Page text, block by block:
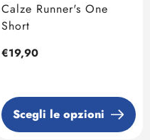
Calze Runner's One
Short
Prezzo
€19,90
Scegli le opzioni